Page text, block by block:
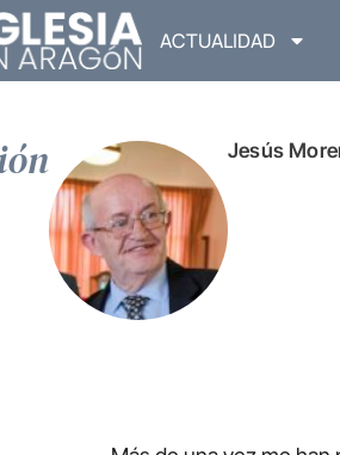
ACTUALIDAD
Jesús